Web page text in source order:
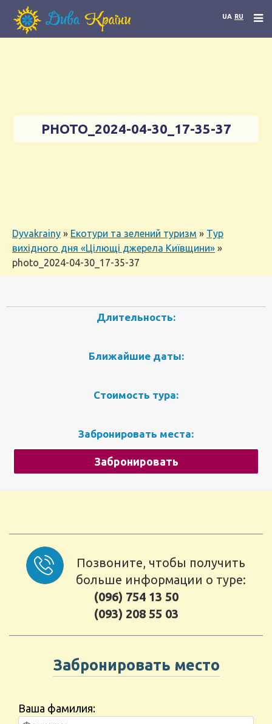
UA RU
PHOTO_2024-04-30_17-35-37
Dyvakrainy » Екотури та зелений туризм » Тур
вихідного дня «Цілющі джерела Київщини» »
photo_2024-04-30_17-35-37
Длительность:
Ближайшие даты:
Стоимость тура:
Забронировать места:
Забронировать
Позвоните, чтобы получить
больше информации о туре:
(096) 754 13 50
(093) 208 55 03
Забронировать место
Ваша фамилия: